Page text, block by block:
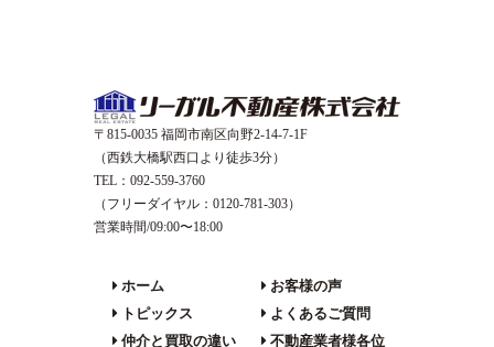
〒815-0035 福岡市南区向野2-14-7-1F
（西鉄大橋駅西口より徒歩3分）
TEL：092-559-3760
（フリーダイヤル：0120-781-303）
営業時間/09:00〜18:00
ホーム
トピックス
仲介と買取の違い
お客様の声
よくあるご質問
不動産業者様各位